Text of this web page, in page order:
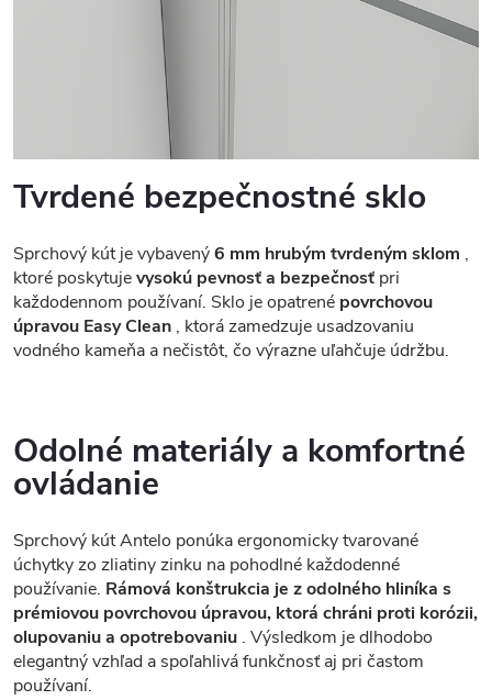
Tvrdené bezpečnostné sklo
Sprchový kút je vybavený6 mm hrubým tvrdeným sklom ,
ktoré poskytujevysokú pevnosť a bezpečnosť pri
každodennom používaní. Sklo je opatrené povrchovou
úpravou Easy Clean , ktorá zamedzuje usadzovaniu
vodného kameňa a nečistôt, čo výrazne uľahčuje údržbu.
Odolné materiály a komfortné
ovládanie
Sprchový kút Antelo ponúka ergonomicky tvarované
úchytky zo zliatiny zinku na pohodlné každodenné
používanie. Rámová konštrukcia je z odolného hliníka s
prémiovou povrchovou úpravou, ktorá chráni proti korózii,
olupovaniu a opotrebovaniu . Výsledkom je dlhodobo
elegantný vzhľad a spoľahlivá funkčnosť aj pri častom
používaní.